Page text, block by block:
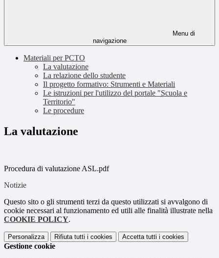
Menu di
navigazione
Materiali per PCTO
La valutazione
La relazione dello studente
Il progetto formativo: Strumenti e Materiali
Le istruzioni per l'utilizzo del portale "Scuola e
Territorio"
Le procedure
La valutazione
Procedura di valutazione ASL.pdf
Notizie
Questo sito o gli strumenti terzi da questo utilizzati si avvalgono di
cookie necessari al funzionamento ed utili alle finalità illustrate nella
COOKIE POLICY.
Personalizza Rifiuta tutti i cookies Accetta tutti i cookies
Gestione cookie